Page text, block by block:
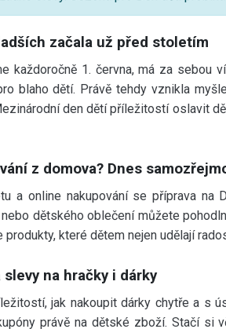
začala už před stoletím
každoročně 1. června, má za
blaho dětí. Právě tehdy vznikla
den dětí příležitostí oslavit
z domova? Dnes
a online nakupování se příprava na
dětského oblečení můžete
produkty, které dětem nejen udělají
na hračky i dárky
jak nakoupit dárky chytře a s
právě na dětské zboží. Stačí si